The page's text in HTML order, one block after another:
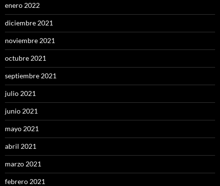
enero 2022
diciembre 2021
noviembre 2021
octubre 2021
septiembre 2021
julio 2021
junio 2021
mayo 2021
abril 2021
marzo 2021
febrero 2021